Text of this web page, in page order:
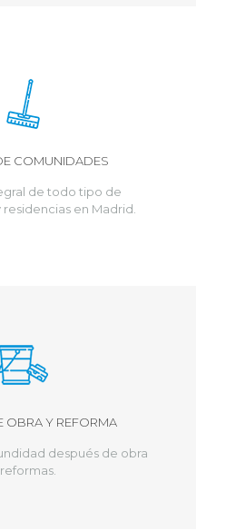
COMUNIDADES
de todo tipo de
en Madrid.
OBRA Y REFORMA
después de obra